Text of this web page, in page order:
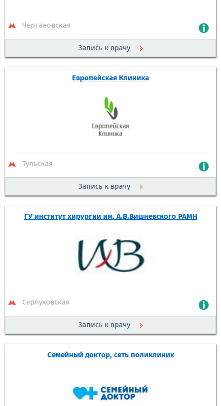
Чертановская
Запись к врачу
Европейская Клиника
Тульская
Запись к врачу
ГУ институт хирургии им. А.В.Вишневского РАМН
Серпуховская
Запись к врачу
Семейный доктор, сеть поликлиник